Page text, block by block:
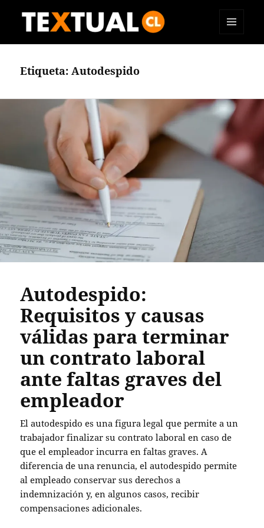
Etiqueta:Autodespido
Autodespido:
Requisitos y causas
válidas para terminar
un contrato laboral
ante faltas graves del
empleador
El autodespido es una figura legal que permite a un
trabajador finalizar su contrato laboral en caso de
que el empleador incurra en faltas graves. A
diferencia de una renuncia, el autodespido permite
al empleado conservar sus derechos a
indemnización y, en algunos casos, recibir
compensaciones adicionales.